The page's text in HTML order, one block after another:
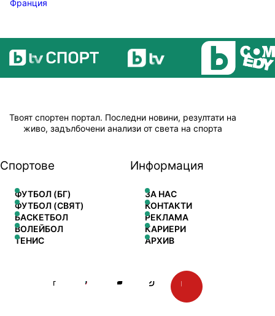
Франция
Твоят спортен портал. Последни новини, резултати на
живо, задълбочени анализи от света на спорта
Спортове
ФУТБОЛ (БГ)
ФУТБОЛ (СВЯТ)
БАСКЕТБОЛ
ВОЛЕЙБОЛ
ТЕНИС
Информация
ЗА НАС
КОНТАКТИ
РЕКЛАМА
КАРИЕРИ
АРХИВ